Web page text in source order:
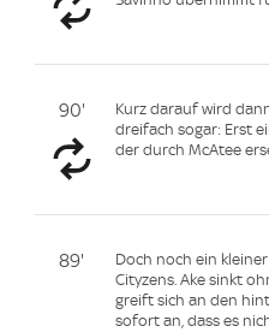
90'
Kurz darauf wird
dreifach sogar: Erst
der durch McAtee
89'
Doch noch ein
Cityzens. Ake sinkt
greift sich an den
sofort an, dass es